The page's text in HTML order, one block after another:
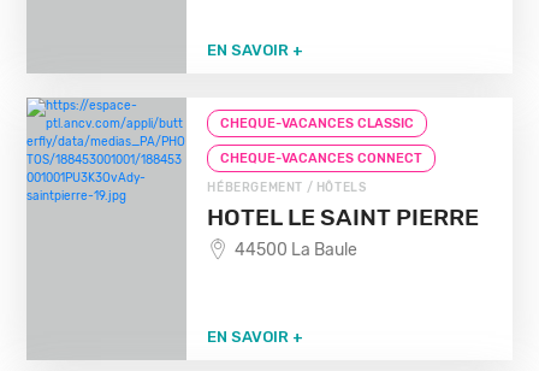
EN SAVOIR +
CHEQUE-VACANCES CLASSIC
CHEQUE-VACANCES CONNECT
HÉBERGEMENT / HÔTELS
HOTEL LE SAINT PIERRE
44500 La Baule
EN SAVOIR +